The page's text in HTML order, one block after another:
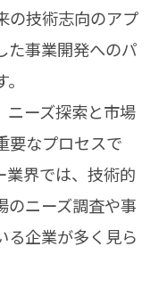
の技術志向のアプ
た事業開発へのパ
ニーズ探索と市場
要なプロセスで
業界では、技術的
のニーズ調査や事
る企業が多く見ら